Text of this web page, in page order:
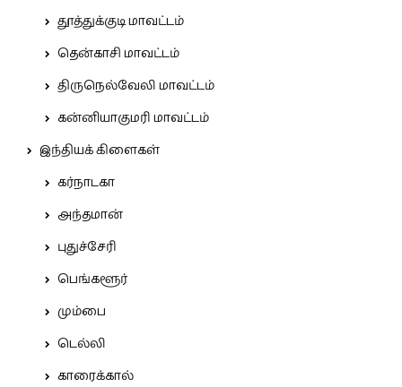
தூத்துக்குடி மாவட்டம்
தென்காசி மாவட்டம்
திருநெல்வேலி மாவட்டம்
கன்னியாகுமரி மாவட்டம்
இந்தியக் கிளைகள்
கர்நாடகா
அந்தமான்
புதுச்சேரி
பெங்களூர்
மும்பை
டெல்லி
காரைக்கால்